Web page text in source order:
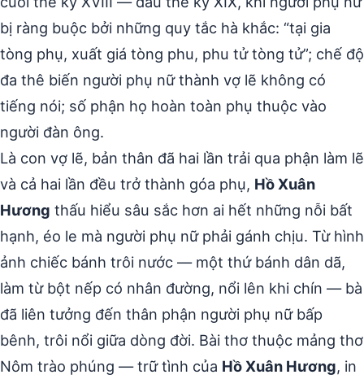
bị ràng buộc bởi những quy tắc hà khắc: “tại gia
tòng phụ, xuất giá tòng phu, phu tử tòng tử”; chế độ
đa thê biến người phụ nữ thành vợ lẽ không có
tiếng nói; số phận họ hoàn toàn phụ thuộc vào
người đàn ông.
Là con vợ lẽ, bản thân đã hai lần trải qua phận làm lẽ
và cả hai lần đều trở thành góa phụ, Hồ Xuân
Hương thấu hiểu sâu sắc hơn ai hết những nỗi bất
hạnh, éo le mà người phụ nữ phải gánh chịu. Từ hình
ảnh chiếc bánh trôi nước — một thứ bánh dân dã,
làm từ bột nếp có nhân đường, nổi lên khi chín — bà
đã liên tưởng đến thân phận người phụ nữ bấp
bênh, trôi nổi giữa dòng đời. Bài thơ thuộc mảng thơ
Nôm trào phúng — trữ tình của Hồ Xuân Hương, in